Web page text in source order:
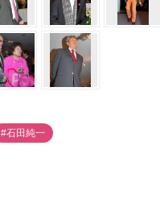
#石田純一